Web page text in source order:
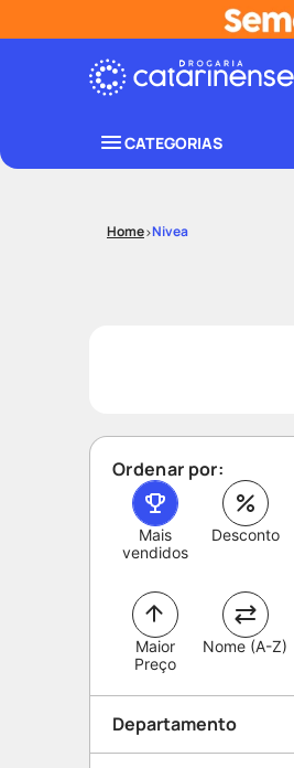
CATEGORIAS
Nivea
Ordenar por:
Mais
vendidos
Desconto
Maior
Preço
Nome (A-Z)
Departamento